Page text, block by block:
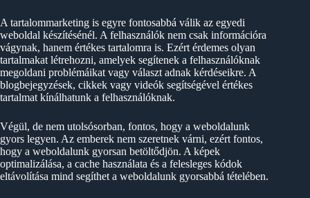
A tartalommarketing is egyre fontosabbá válik az egyedi
weboldal készítésénél. A felhasználók nem csak információra
vágynak, hanem értékes tartalomra is. Ezért érdemes olyan
tartalmakat létrehozni, amelyek segítenek a felhasználóknak
megoldani problémáikat vagy választ adnak kérdéseikre. A
blogbejegyzések, cikkek vagy videók segítségével értékes
tartalmat kínálhatunk a felhasználóknak.
Végül, de nem utolsósorban, fontos, hogy a weboldalunk
gyors legyen. Az emberek nem szeretnek várni, ezért fontos,
hogy a weboldalunk gyorsan betöltődjön. A képek
optimalizálása, a cache használata és a felesleges kódok
eltávolítása mind segíthet a weboldalunk gyorsabbá tételében.